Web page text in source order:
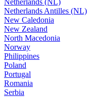
Netherlands Antilles (NL)
New Caledonia
New Zealand
North Macedonia
Norway
Philippines
Poland
Portugal
Romania
Serbia